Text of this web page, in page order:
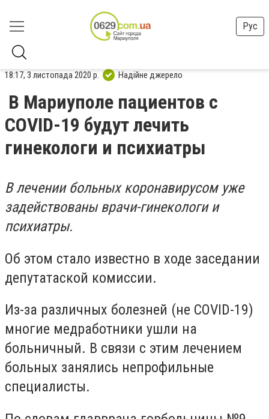
Рус
18:17, 3 листопада 2020 р. Надійне джерело
В Мариуполе пациентов с
COVID-19 будут лечить
гинекологи и психиатры
В лечении больных коронавирусом уже
задействованы врачи-гинекологи и
психиатры.
Об этом стало известно в ходе заседании
депутатаской комиссии.
Из-за различных болезней (не COVID-19)
многие медработники ушли на
больничный. В связи с этим лечением
больных занялись непрофильные
специалисты.